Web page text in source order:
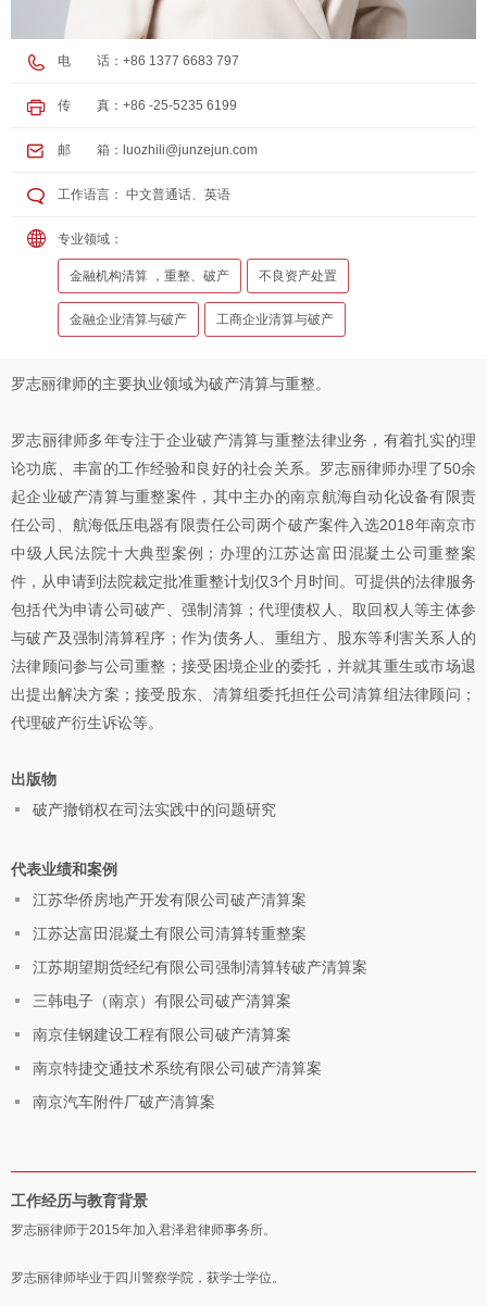
电 话：+86 1377 6683 797
传 真：+86 -25-5235 6199
邮 箱： luozhili@junzejun.com
工作语言： 中文普通话、英语
专业领域：
金融机构清算 ，重整、破产 不良资产处置
金融企业清算与破产 工商企业清算与破产
罗志丽律师的主要执业领域为破产清算与重整。
罗志丽律师多年专注于企业破产清算与重整法律业务，有着扎实的理
论功底、丰富的工作经验和良好的社会关系。罗志丽律师办理了50余
起企业破产清算与重整案件，其中主办的南京航海自动化设备有限责
任公司、航海低压电器有限责任公司两个破产案件入选2018年南京市
中级人民法院十大典型案例；办理的江苏达富田混凝土公司重整案
件，从申请到法院裁定批准重整计划仅3个月时间。可提供的法律服务
包括代为申请公司破产、强制清算；代理债权人、取回权人等主体参
与破产及强制清算程序；作为债务人、重组方、股东等利害关系人的
法律顾问参与公司重整；接受困境企业的委托，并就其重生或市场退
出提出解决方案；接受股东、清算组委托担任公司清算组法律顾问；
代理破产衍生诉讼等。
出版物
破产撤销权在司法实践中的问题研究
代表业绩和案例
江苏华侨房地产开发有限公司破产清算案
江苏达富田混凝土有限公司清算转重整案
江苏期望期货经纪有限公司强制清算转破产清算案
三韩电子（南京）有限公司破产清算案
南京佳钢建设工程有限公司破产清算案
南京特捷交通技术系统有限公司破产清算案
南京汽车附件厂破产清算案
工作经历与教育背景
罗志丽律师于2015年加入君泽君律师事务所。
罗志丽律师毕业于四川警察学院，获学士学位。